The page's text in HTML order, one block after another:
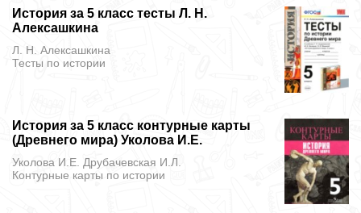
История за 5 класс тесты Л. Н.
Алексашкина
Л. Н. Алексашкина
Тесты по истории
История за 5 класс контурные карты
(Древнего мира) Уколова И.Е.
Уколова И.Е. Друбачевская И.Л.
Контурные карты по истории